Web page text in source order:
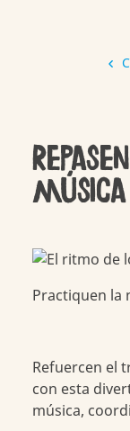
música
Practiquen la
Refuercen el
con esta
música,